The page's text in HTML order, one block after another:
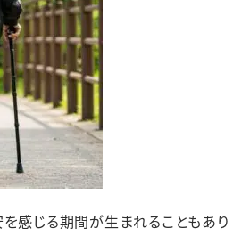
感じる期間が生まれることもあり